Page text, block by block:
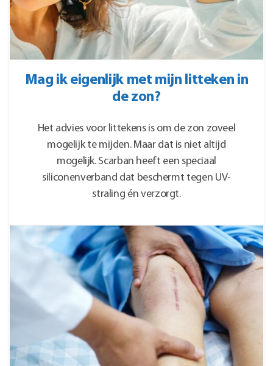
Mag ik eigenlijk met mijn litteken in
de zon?
Het advies voor littekens is om de zon zoveel
mogelijk te mijden. Maar dat is niet altijd
mogelijk. Scarban heeft een speciaal
siliconenverband dat beschermt tegen UV-
straling én verzorgt.